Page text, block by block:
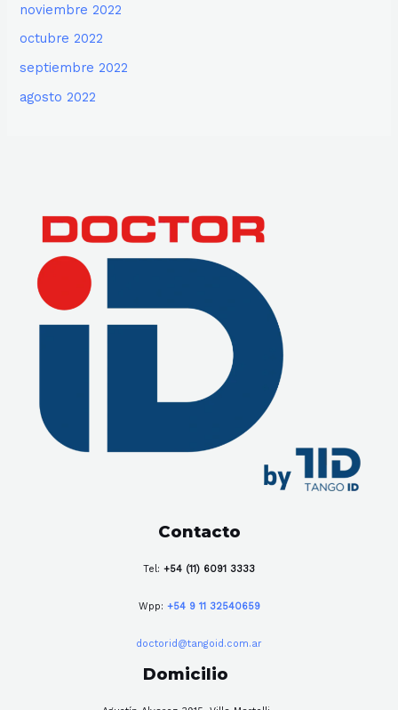
noviembre 2022
octubre 2022
septiembre 2022
agosto 2022
Contacto
Tel: +54 (11) 6091 3333
Wpp: +54 9 11 32540659
doctorid@tangoid.com.ar
Domicilio